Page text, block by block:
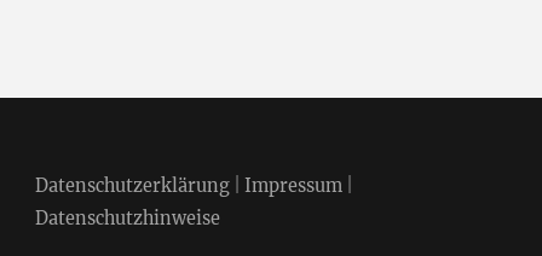
Datenschutzerklärung| Impressum|
Datenschutzhinweise